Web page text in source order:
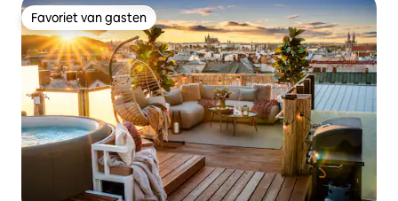
Favoriet van gasten
Favoriet van gasten